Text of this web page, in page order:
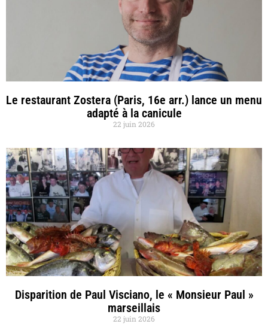
Le restaurant Zostera (Paris, 16e arr.) lance un menu
adapté à la canicule
22 juin 2026
Disparition de Paul Visciano, le « Monsieur Paul »
marseillais
22 juin 2026